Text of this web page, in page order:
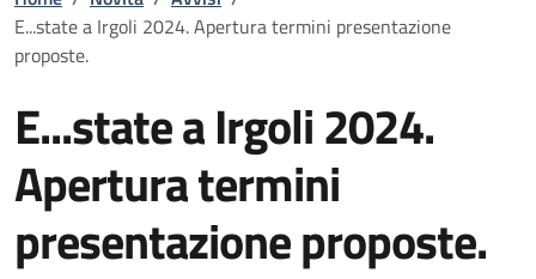
E...state a Irgoli 2024. Apertura termini presentazione
proposte.
E...state a Irgoli 2024.
Apertura termini
presentazione proposte.